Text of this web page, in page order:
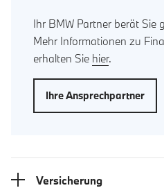
Ihr BMW Partner berät Sie
Mehr Informationen zu
erhalten Sie hier.
Ihre Ansprechpartner
Versicherung